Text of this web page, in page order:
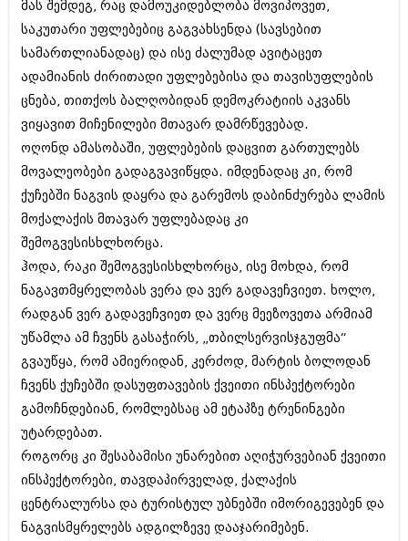
კულინარია
ავტორჩევები
ბელადები
ბიზნესსიახლეები
გვარები
იუმორი
კალეიდოსკოპი
ჰოროსკოპი და შეუცნობელი
კრიმინალი
რომანი და დეტექტივი
სახალისო ამბები
შოუბიზნესი
დაიჯესტი
ქალი და მამაკაცი
ისტორია
ბიზნესსიახლეები
გვარები
თემიდას სასწორი
იუმორი
კალეიდოსკოპი
ჰოროსკოპი და შეუცნობელი
კრიმინალი
რომანი და დეტექტივი
სახალისო ამბები
შოუბიზნესი
დაიჯესტი
ქალი და მამაკაცი
ისტორია
სხვადასხვა
ანონსი
მას შემდეგ, რაც დამოუკიდებლობა მოვიპოვეთ,
საკუთარი უფლებებიც გაგვახსენდა (სავსებით
სამართლიანადაც) და ისე ძალუმად ავიტაცეთ
ადამიანის ძირითადი უფლებებისა და თავისუფლების
ცნება, თითქოს ბალღობიდან დემოკრატიის აკვანს
ვიყავით მიჩენილები მთავარ დამრწევებად.
ოღონდ ამასობაში, უფლებების დაცვით გართულებს
მოვალეობები გადაგვავიწყდა. იმდენადაც კი, რომ
ქუჩებში ნაგვის დაყრა და გარემოს დაბინძურება ლამის
მოქალაქის მთავარ უფლებადაც კი
შემოგვესისხლხორცა.
ჰოდა, რაკი შემოგვესისხლხორცა, ისე მოხდა, რომ
ნაგავთმყრელობას ვერა და ვერ გადავეჩვიეთ. ხოლო,
რადგან ვერ გადავეჩვიეთ და ვერც მეეზოვეთა არმიამ
უწამლა ამ ჩვენს გასაჭირს, „თბილსერვისჯგუფმა“
გვაუწყა, რომ ამიერიდან, კერძოდ, მარტის ბოლოდან
ჩვენს ქუჩებში დასუფთავების ქვეითი ინსპექტორები
გამოჩნდებიან, რომლებსაც ამ ეტაპზე ტრენინგები
უტარდებათ.
როგორც კი შესაბამისი უნარებით აღიჭურვებიან ქვეითი
ინსპექტორები, თავდაპირველად, ქალაქის
ცენტრალურსა და ტურისტულ უბნებში იმორიგევებენ და
ნაგვისმყრელებს ადგილზევე დააჯარიმებენ.